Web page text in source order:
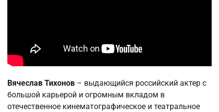
Вячеслав Тихонов – выдающийся российский актер с
большой карьерой и огромным вкладом в
отечественное кинематографическое и театральное